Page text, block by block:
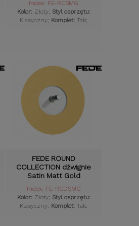
Index: FE-RCSMG
Kolor: Złoty; Styl osprzętu:
Klasyczny; Komplet: Tak;
FEDE ROUND
COLLECTION dźwignie
Satin Matt Gold
Index: FE-RCDSMG
Kolor: Złoty; Styl osprzętu:
Klasyczny; Komplet: Tak;